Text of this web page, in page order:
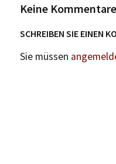
Keine
SCHREIBEN SIE EINEN
Sie müssen